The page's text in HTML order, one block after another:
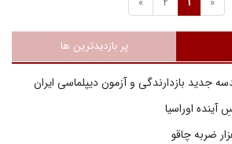
پر بازدیدترین ها
جدید بازدارندگی و آزمون دیپلماسی ایران
آینده اوراسیا
ضربه چاقو